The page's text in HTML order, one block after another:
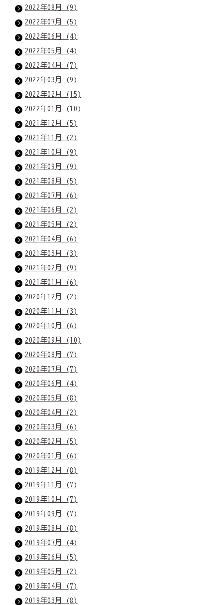
2022年08月 (9)
2022年07月 (5)
2022年06月 (4)
2022年05月 (4)
2022年04月 (7)
2022年03月 (9)
2022年02月 (15)
2022年01月 (10)
2021年12月 (5)
2021年11月 (2)
2021年10月 (9)
2021年09月 (9)
2021年08月 (5)
2021年07月 (6)
2021年06月 (2)
2021年05月 (2)
2021年04月 (6)
2021年03月 (3)
2021年02月 (9)
2021年01月 (6)
2020年12月 (2)
2020年11月 (3)
2020年10月 (6)
2020年09月 (10)
2020年08月 (7)
2020年07月 (7)
2020年06月 (4)
2020年05月 (8)
2020年04月 (2)
2020年03月 (6)
2020年02月 (5)
2020年01月 (6)
2019年12月 (8)
2019年11月 (7)
2019年10月 (7)
2019年09月 (7)
2019年08月 (8)
2019年07月 (4)
2019年06月 (5)
2019年05月 (2)
2019年04月 (7)
2019年03月 (8)